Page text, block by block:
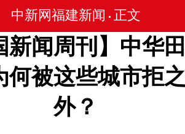
中新网福建新闻 • 正文
新闻周刊】中华
何被这些城市拒
外？